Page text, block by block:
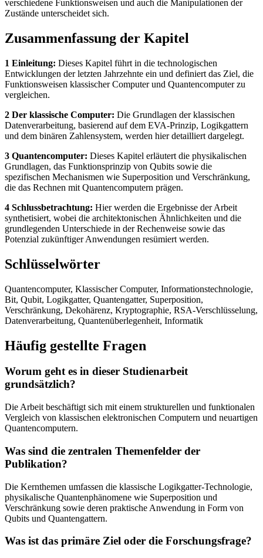
verschiedene Funktionsweisen und auch die Manipulationen der
Zustände unterscheidet sich.
Zusammenfassung der Kapitel
1 Einleitung: Dieses Kapitel führt in die technologischen
Entwicklungen der letzten Jahrzehnte ein und definiert das Ziel, die
Funktionsweisen klassischer Computer und Quantencomputer zu
vergleichen.
2 Der klassische Computer: Die Grundlagen der klassischen
Datenverarbeitung, basierend auf dem EVA-Prinzip, Logikgattern
und dem binären Zahlensystem, werden hier detailliert dargelegt.
3 Quantencomputer: Dieses Kapitel erläutert die physikalischen
Grundlagen, das Funktionsprinzip von Qubits sowie die
spezifischen Mechanismen wie Superposition und Verschränkung,
die das Rechnen mit Quantencomputern prägen.
4 Schlussbetrachtung: Hier werden die Ergebnisse der Arbeit
synthetisiert, wobei die architektonischen Ähnlichkeiten und die
grundlegenden Unterschiede in der Rechenweise sowie das
Potenzial zukünftiger Anwendungen resümiert werden.
Schlüsselwörter
Quantencomputer, Klassischer Computer, Informationstechnologie,
Bit, Qubit, Logikgatter, Quantengatter, Superposition,
Verschränkung, Dekohärenz, Kryptographie, RSA-Verschlüsselung,
Datenverarbeitung, Quantenüberlegenheit, Informatik
Häufig gestellte Fragen
Worum geht es in dieser Studienarbeit
grundsätzlich?
Die Arbeit beschäftigt sich mit einem strukturellen und funktionalen
Vergleich von klassischen elektronischen Computern und neuartigen
Quantencomputern.
Was sind die zentralen Themenfelder der
Publikation?
Die Kernthemen umfassen die klassische Logikgatter-Technologie,
physikalische Quantenphänomene wie Superposition und
Verschränkung sowie deren praktische Anwendung in Form von
Qubits und Quantengattern.
Was ist das primäre Ziel oder die Forschungsfrage?